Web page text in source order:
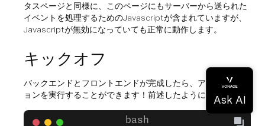
タスページと同様に、このページにもサーバーから送られた
イベントを処理するためのJavascriptが含まれていますが、
Javascriptが無効になっていても正常に動作します。
キックオフ
バックエンドとフロントエンドが完成したら、アプリケーシ
ョンを実行することができます！前述したように、これは